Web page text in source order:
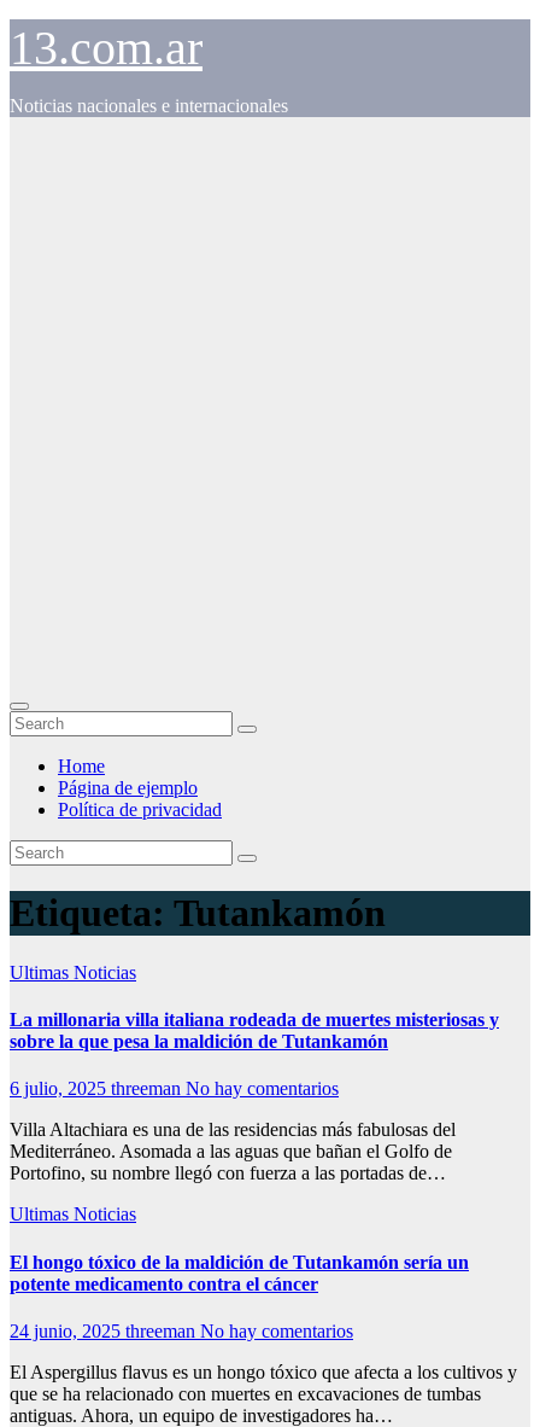
Skip
content
13.com.ar
Noticias nacionales e internacionales
Home
Página de ejemplo
Política de privacidad
Etiqueta: Tutankamón
Ultimas Noticias
La millonaria villa italiana rodeada de muertes misteriosas y
sobre la que pesa la maldición de Tutankamón
6 julio, 2025 threeman No hay comentarios
Villa Altachiara es una de las residencias más fabulosas del
Mediterráneo. Asomada a las aguas que bañan el Golfo de
Portofino, su nombre llegó con fuerza a las portadas de…
Ultimas Noticias
El hongo tóxico de la maldición de Tutankamón sería un
potente medicamento contra el cáncer
24 junio, 2025 threeman No hay comentarios
El Aspergillus flavus es un hongo tóxico que afecta a los cultivos y
que se ha relacionado con muertes en excavaciones de tumbas
antiguas. Ahora, un equipo de investigadores ha…